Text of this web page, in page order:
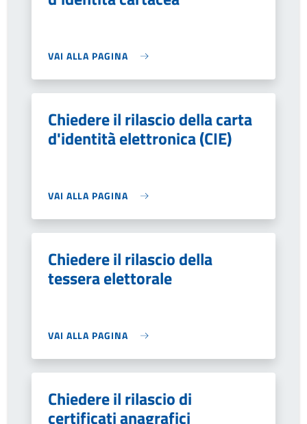
VAI ALLA PAGINA
Chiedere il rilascio della carta
d'identità elettronica (CIE)
VAI ALLA PAGINA
Chiedere il rilascio della
tessera elettorale
VAI ALLA PAGINA
Chiedere il rilascio di
certificati anagrafici